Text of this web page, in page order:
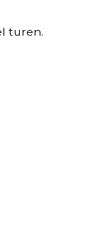
turen.